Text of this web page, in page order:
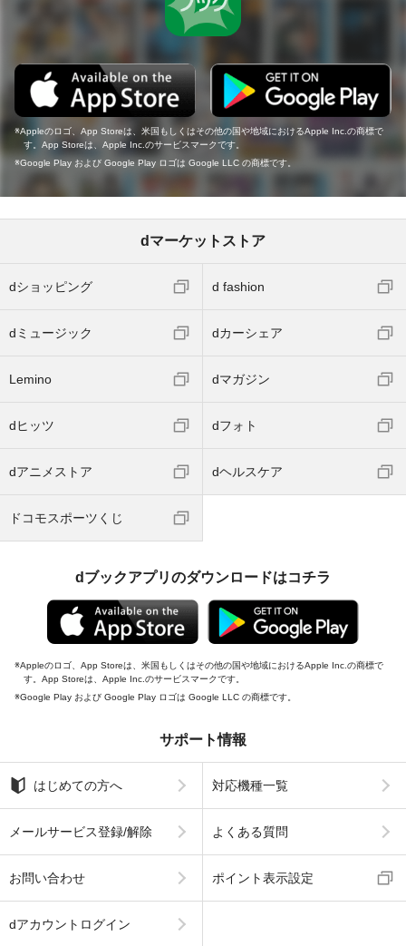
Appleのロゴ、App Storeは、米国もしくはその他の国や地域におけるApple Inc.の商標で
す。App Storeは、Apple Inc.のサービスマークです。
Google Play および Google Play ロゴは Google LLC の商標です。
dマーケットストア
dショッピング d fashion
dミュージック dカーシェア
Lemino dマガジン
dヒッツ dフォト
dアニメストア dヘルスケア
ドコモスポーツくじ
dブックアプリのダウンロードはコチラ
Appleのロゴ、App Storeは、米国もしくはその他の国や地域におけるApple Inc.の商標で
す。App Storeは、Apple Inc.のサービスマークです。
Google Play および Google Play ロゴは Google LLC の商標です。
サポート情報
はじめての方へ 対応機種一覧
メールサービス登録/解除 よくある質問
お問い合わせ ポイント表示設定
dアカウントログイン